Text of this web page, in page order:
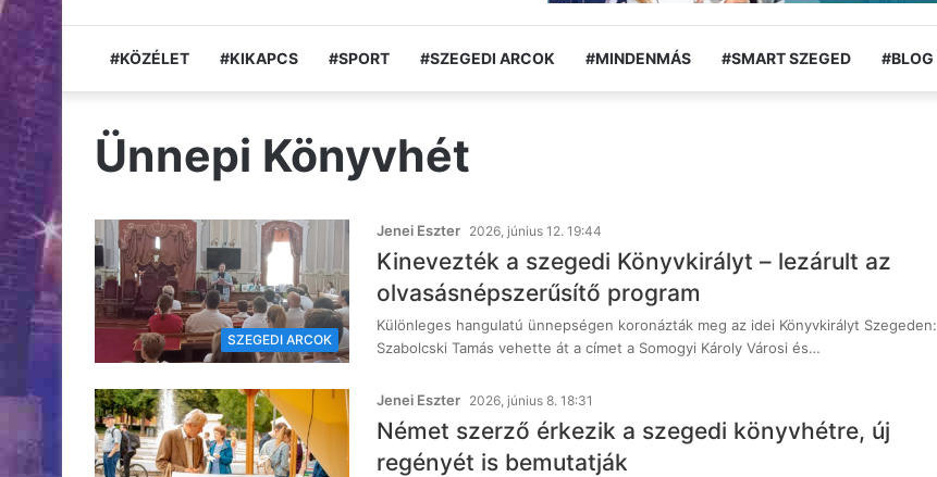
#KÖZÉLET #KIKAPCS #SPORT #SZEGEDI ARCOK #MINDENMÁS #SMART SZEGED #BLOG
Ünnepi Könyvhét
SZEGEDI ARCOK
Jenei Eszter 2026, június 12. 19:44
Kinevezték a szegedi Könyvkirályt – lezárult az
olvasásnépszerűsítő program
Különleges hangulatú ünnepségen koronázták meg az idei Könyvkirályt Szegeden:
Szabolcski Tamás vehette át a címet a Somogyi Károly Városi és…
Jenei Eszter 2026, június 8. 18:31
Német szerző érkezik a szegedi könyvhétre, új
regényét is bemutatják